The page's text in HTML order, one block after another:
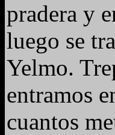
pradera y
luego se
Yelmo.
entramos
cuantos